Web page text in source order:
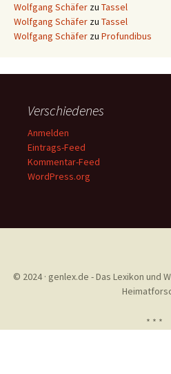
Wolfgang Schäfer zu Tassel
Wolfgang Schäfer zu Tassel
Wolfgang Schäfer zu Profundibus
Verschiedenes
Anmelden
Eintrags-Feed
Kommentar-Feed
WordPress.org
© 2024 · genlex.de - Das Lexikon und
* * *